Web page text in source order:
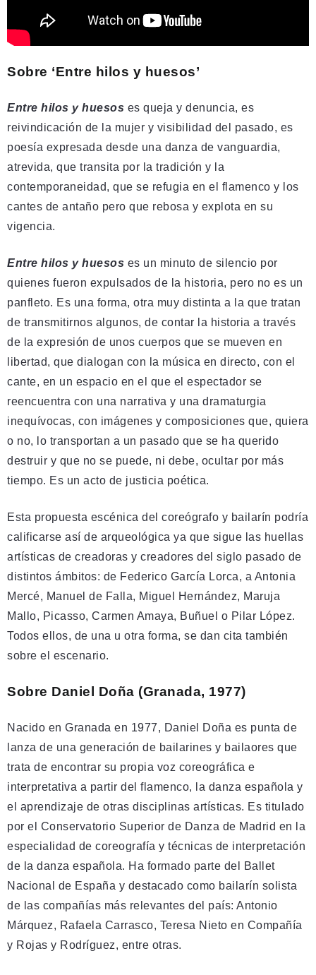
Sobre ‘Entre hilos y huesos’
Entre hilos y huesos es queja y denuncia, es
reivindicación de la mujer y visibilidad del pasado, es
poesía expresada desde una danza de vanguardia,
atrevida, que transita por la tradición y la
contemporaneidad, que se refugia en el flamenco y los
cantes de antaño pero que rebosa y explota en su
vigencia.
Entre hilos y huesos es un minuto de silencio por
quienes fueron expulsados de la historia, pero no es un
panfleto. Es una forma, otra muy distinta a la que tratan
de transmitirnos algunos, de contar la historia a través
de la expresión de unos cuerpos que se mueven en
libertad, que dialogan con la música en directo, con el
cante, en un espacio en el que el espectador se
reencuentra con una narrativa y una dramaturgia
inequívocas, con imágenes y composiciones que, quiera
o no, lo transportan a un pasado que se ha querido
destruir y que no se puede, ni debe, ocultar por más
tiempo. Es un acto de justicia poética.
Esta propuesta escénica del coreógrafo y bailarín podría
calificarse así de arqueológica ya que sigue las huellas
artísticas de creadoras y creadores del siglo pasado de
distintos ámbitos: de Federico García Lorca, a Antonia
Mercé, Manuel de Falla, Miguel Hernández, Maruja
Mallo, Picasso, Carmen Amaya, Buñuel o Pilar López.
Todos ellos, de una u otra forma, se dan cita también
sobre el escenario.
Sobre Daniel Doña (Granada, 1977)
Nacido en Granada en 1977, Daniel Doña es punta de
lanza de una generación de bailarines y bailaores que
trata de encontrar su propia voz coreográfica e
interpretativa a partir del flamenco, la danza española y
el aprendizaje de otras disciplinas artísticas. Es titulado
por el Conservatorio Superior de Danza de Madrid en la
especialidad de coreografía y técnicas de interpretación
de la danza española. Ha formado parte del Ballet
Nacional de España y destacado como bailarín solista
de las compañías más relevantes del país: Antonio
Márquez, Rafaela Carrasco, Teresa Nieto en Compañía
y Rojas y Rodríguez, entre otras.